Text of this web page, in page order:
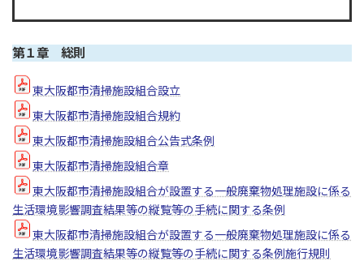
第１章 総則
東大阪都市清掃施設組合設立
東大阪都市清掃施設組合規約
東大阪都市清掃施設組合公告式条例
東大阪都市清掃施設組合章
東大阪都市清掃施設組合が設置する一般廃棄物処理施設に係る
生活環境影響調査結果等の縦覧等の手続に関する条例
東大阪都市清掃施設組合が設置する一般廃棄物処理施設に係る
生活環境影響調査結果等の縦覧等の手続に関する条例施行規則